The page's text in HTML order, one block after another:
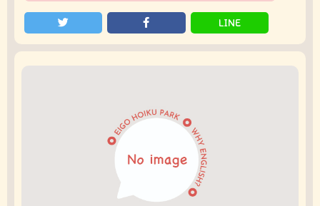
LINE